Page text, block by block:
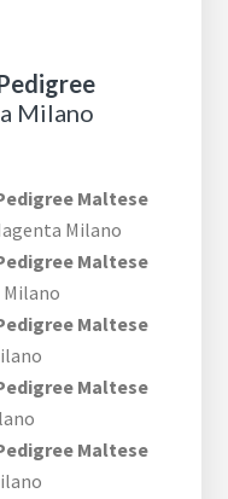
Milano
Maltese
Milano
Maltese
Milano
Maltese
Maltese
Maltese